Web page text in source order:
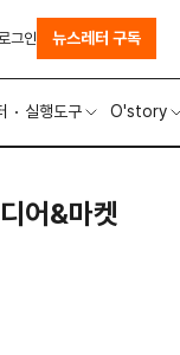
실행도구 O'story
그인 뉴스레터 구독
어&마켓